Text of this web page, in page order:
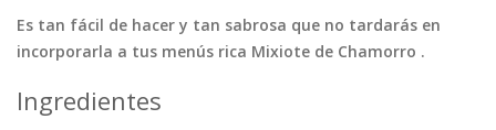
Tortas Vegetales
Vegetarian…
Tips y Trucos
Es tan fácil de hacer y tan sabrosa que no tardarás en
incorporarla a tus menús rica Mixiote de Chamorro .
Ingredientes